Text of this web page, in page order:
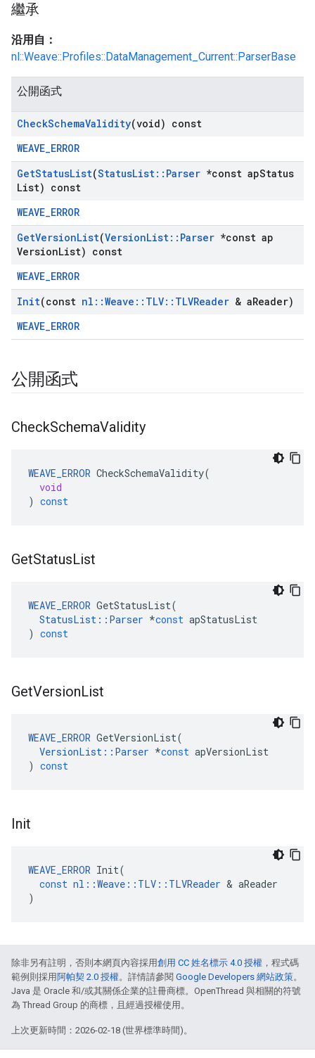
繼承
沿用自：
nl::Weave::Profiles::DataManagement_Current::ParserBase
公開函式
CheckSchemaValidity(void) const
WEAVE_ERROR
GetStatusList(StatusList:: Parser *const apStatus
List) const
WEAVE_ERROR
GetVersionList(VersionList:: Parser *const ap
VersionList) const
WEAVE_ERROR
Init(const nl ::Weave :: TLV:: TLVReader & aReader)
WEAVE_ERROR
公開函式
CheckSchemaValidity
WEAVE_ERROR CheckSchemaValidity(
void
) const
GetStatusList
WEAVE_ERROR GetStatusList(
StatusList :: Parser *const apStatusList
) const
GetVersionList
WEAVE_ERROR GetVersionList(
VersionList :: Parser *const apVersionList
) const
Init
WEAVE_ERROR Init(
const nl ::Weave :: TLV :: TLVReader & aReader
)
除非另有註明，否則本網頁內容採用創用 CC 姓名標示 4.0 授權 ，程式碼
範例則採用 阿帕契 2.0 授權。詳情請參閱 Google Developers 網站政策。
Java 是 Oracle 和/或其關係企業的註冊商標。OpenThread 與相關的符號
為 Thread Group 的商標，且經過授權使用。
上次更新時間：2026-02-18 (世界標準時間)。